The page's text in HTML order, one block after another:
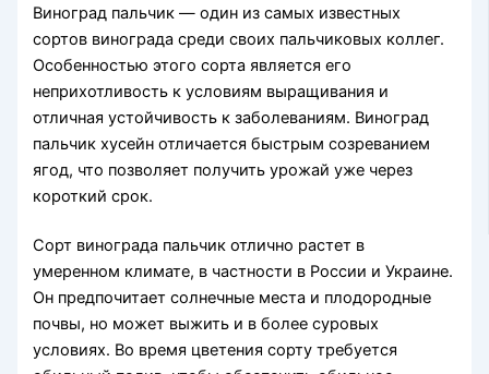
Виноград пальчик — один из самых известных
сортов винограда среди своих пальчиковых коллег.
Особенностью этого сорта является его
неприхотливость к условиям выращивания и
отличная устойчивость к заболеваниям. Виноград
пальчик хусейн отличается быстрым созреванием
ягод, что позволяет получить урожай уже через
короткий срок.
Сорт винограда пальчик отлично растет в
умеренном климате, в частности в России и Украине.
Он предпочитает солнечные места и плодородные
почвы, но может выжить и в более суровых
условиях. Во время цветения сорту требуется